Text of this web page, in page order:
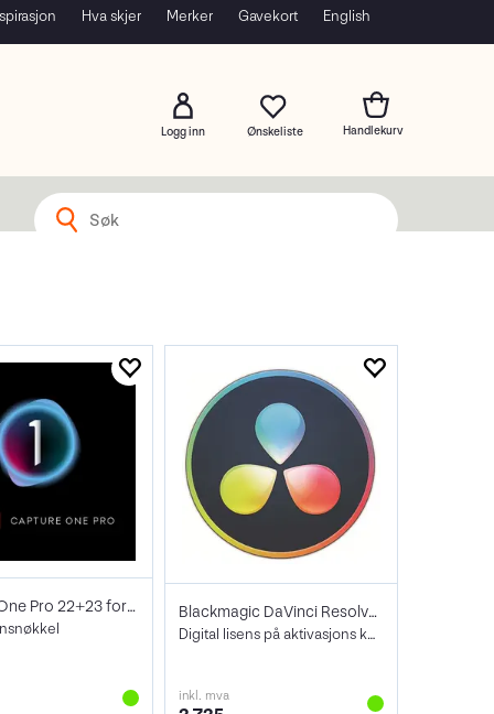
Hva skjer Merker Gavekort English
Logg inn
Capture One Pro 22+23 for LEICA Blackmagic DaVinci Resolve Studio
Digital lisens på aktivasjons kort
inkl. mva